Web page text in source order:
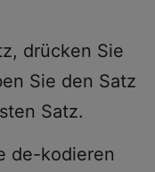
drücken Sie
Sie den Satz
Satz.
de-kodieren